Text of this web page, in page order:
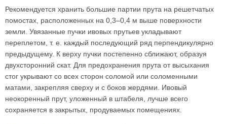
Рекомендуется хранить большие партии прута на решетчатых
помостах, расположенных на 0,3–0,4 м выше поверхности
земли. Увязанные пучки ивовых прутьев укладывают
переплетом, т. е. каждый последующий ряд перпендикулярно
предыдущему. К верху пучки постепенно сближают, образуя
двухсторонний скат. Для предохранения прута от высыхания
стог укрывают со всех сторон соломой или соломенными
матами, закрепляя сверху и с боков жердями. Ивовый
неокоренный прут, уложенный в штабеля, лучше всего
сохраняется в закрытых, продуваемых помещениях.